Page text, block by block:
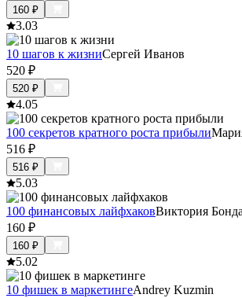
160 ₽
3.03
10 шагов к жизниСергей Иванов
520 ₽
520 ₽
4.05
100 секретов кратного роста прибыли
516 ₽
516 ₽
5.03
100 финансовых лайфхаковВиктория
160 ₽
160 ₽
5.02
10 фишек в маркетингеAndrey Kuzmin